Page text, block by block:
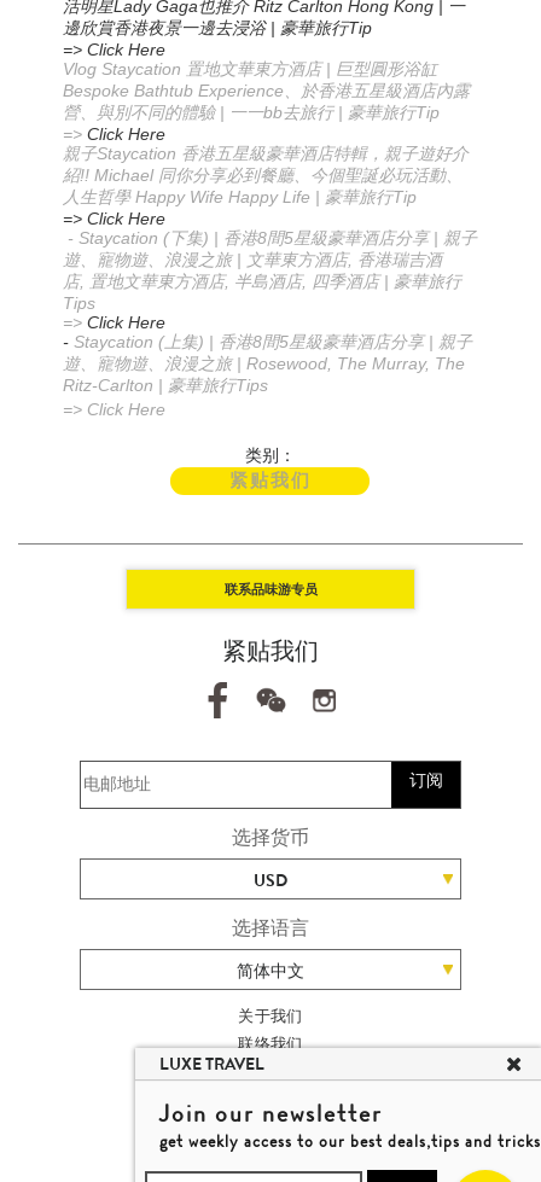
活明星Lady Gaga也推介Ritz Carlton Hong Kong | 一
邊欣賞香港夜景一邊去浸浴| 豪華旅行Tip
=> Click Here
Vlog Staycation 置地文華東方酒店| 巨型圓形浴缸
Bespoke Bathtub Experience 、於香港五星級酒店內露
營、與別不同的體驗| 一一bb去旅行| 豪華旅行Tip
=>Click Here
親子Staycation 香港五星級豪華酒店特輯，親子遊好介
紹!! Michael 同你分享必到餐廳、今個聖誕必玩活動、
人生哲學Happy Wife Happy Life | 豪華旅行Tip
=> Click Here
- Staycation (下集) | 香港8間5星級豪華酒店分享| 親子
遊、寵物遊、浪漫之旅| 文華東方酒店, 香港瑞吉酒
店, 置地文華東方酒店, 半島酒店, 四季酒店| 豪華旅行
Tips
=>Click Here
-Staycation (上集) | 香港8間5星級豪華酒店分享| 親子
遊、寵物遊、浪漫之旅| Rosewood, The Murray, The
Ritz-Carlton | 豪華旅行Tips
=> Click Here
类别：
紧贴我们
联系品味游专员
紧贴我们
订阅
选择货币
USD
选择语言
简体中文
关于我们
联络我们
加入我们
高端旅游网站地图
杨廸深品味游
LUXE TRAVEL
Join our newsletter
get weekly access to our best deals,tips and tricks